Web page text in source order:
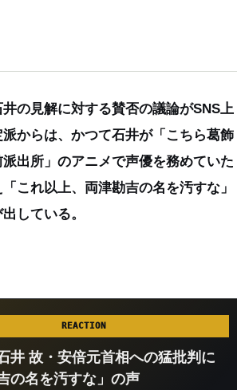
の見解に対する賛否の議論がSNS上
からは、かつて石井が「こちら葛飾
派出所」のアニメで声優を務めていた
これ以上、両津勘吉の名を汚すな」
している。
REACTION
井 故・安倍元首相への猛批判に
の名を汚すな」の声